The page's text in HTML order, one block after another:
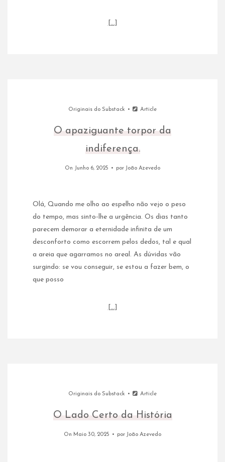
[…]
Originais do Substack Article
O apaziguante torpor da
indiferença.
On Junho 6, 2025 por João Azevedo
Olá, Quando me olho ao espelho não vejo o peso
do tempo, mas sinto-lhe a urgência. Os dias tanto
parecem demorar a eternidade infinita de um
desconforto como escorrem pelos dedos, tal e qual
a areia que agarramos no areal. As dúvidas vão
surgindo: se vou conseguir, se estou a fazer bem, o
que posso
[…]
Originais do Substack Article
O Lado Certo da História
On Maio 30, 2025 por João Azevedo